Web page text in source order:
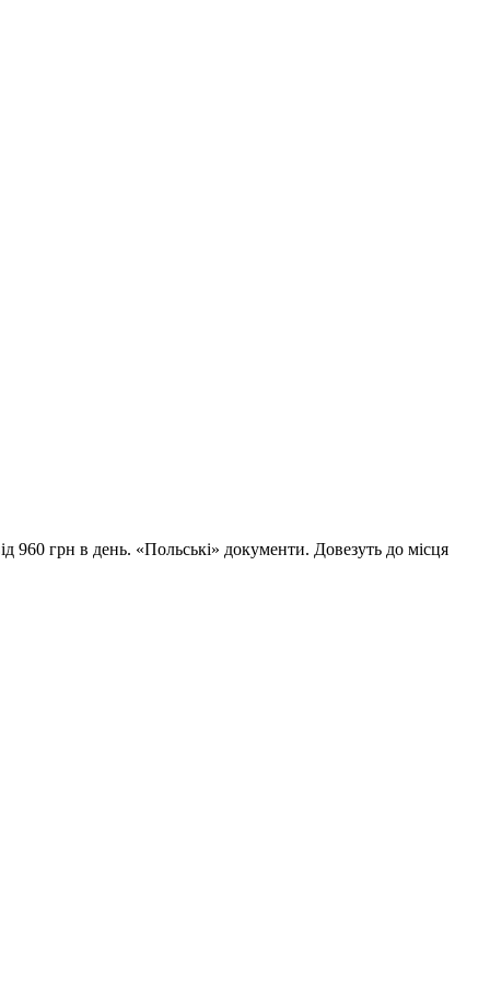
960 грн в день. «Польські» документи. Довезуть до місця